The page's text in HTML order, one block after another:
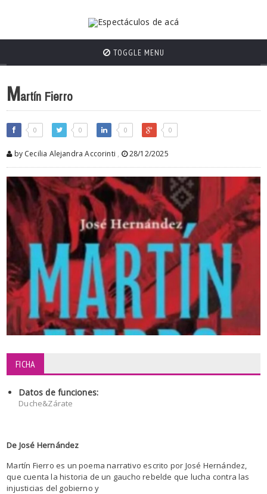
TOGGLE MENU
Martín Fierro
0 0 0 0
by Cecilia Alejandra Accorinti , 28/12/2025
FICHA
Datos de funciones:
Duche&Zárate
De José Hernández
Martín Fierro es un poema narrativo escrito por José Hernández,
que cuenta la historia de un gaucho rebelde que lucha contra las
injusticias del gobierno y